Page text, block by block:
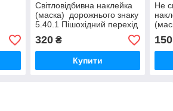
Світловідбивна наклейка
(маска) дорожнього знаку
5.40.1 Пішохідний перехід
320₴
Купити
Не
150